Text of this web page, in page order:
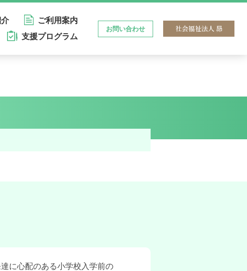
ご利用案内
支援プログラム
お問い合わせ 社会福祉法人 昴
に心配のある小学校入学前の